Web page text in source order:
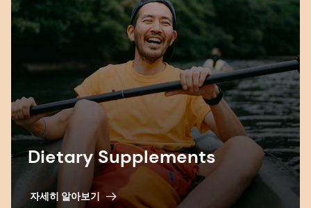
Dietary Supplements
자세히 알아보기